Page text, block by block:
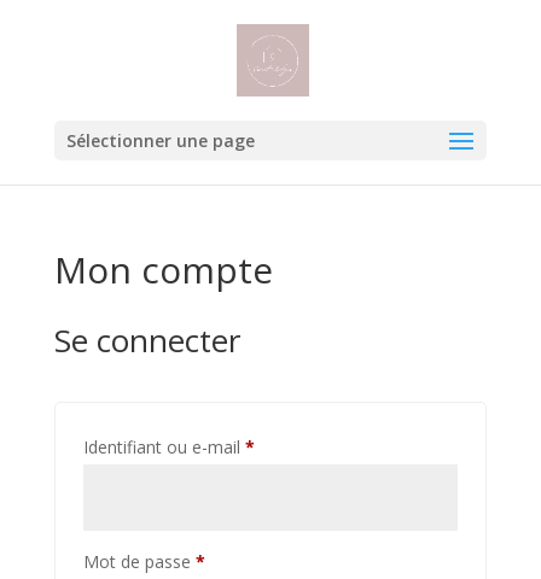
Sélectionner une page
Mon compte
Se connecter
Identifiant ou e-mail *Obligatoire
Mot de passe *Obligatoire